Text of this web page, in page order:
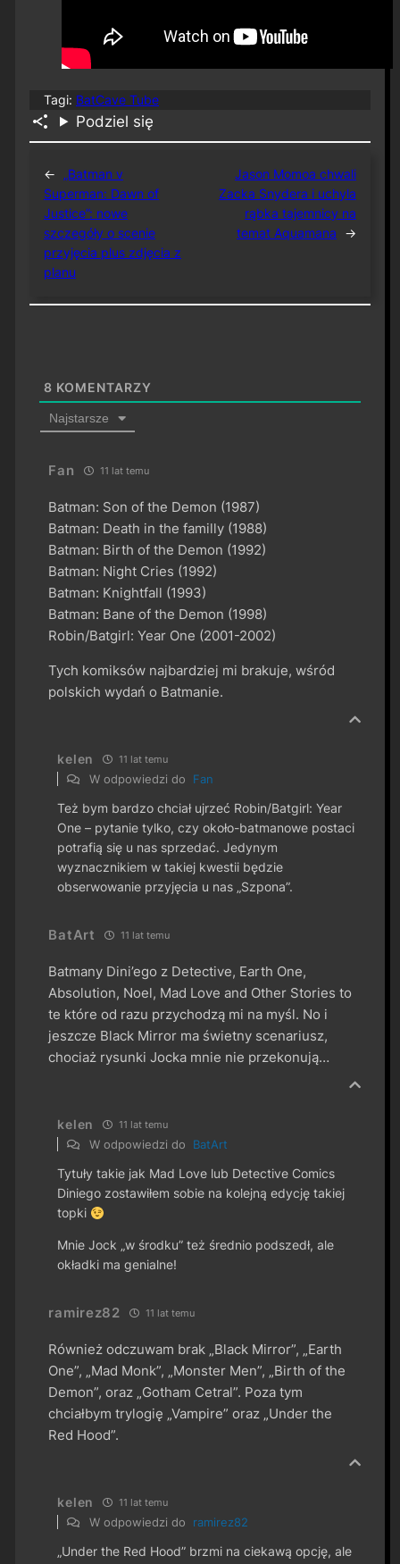
Tagi: BatCave Tube
Podziel się
←
„Batman v
Superman: Dawn of
Justice”: nowe
szczegóły o scenie
przyjęcia plus zdjęcia z
planu
Jason Momoa chwali
Zacka Snydera i uchyla
rąbka tajemnicy na
temat Aquamana
→
8 KOMENTARZY
Najstarsze
Fan 11 lat temu
Batman: Son of the Demon (1987)
Batman: Death in the familly (1988)
Batman: Birth of the Demon (1992)
Batman: Night Cries (1992)
Batman: Knightfall (1993)
Batman: Bane of the Demon (1998)
Robin/Batgirl: Year One (2001-2002)
Tych komiksów najbardziej mi brakuje, wśród
polskich wydań o Batmanie.
kelen 11 lat temu
W odpowiedzi do Fan
Też bym bardzo chciał ujrzeć Robin/Batgirl: Year
One – pytanie tylko, czy około-batmanowe postaci
potrafią się u nas sprzedać. Jedynym
wyznacznikiem w takiej kwestii będzie
obserwowanie przyjęcia u nas „Szpona”.
BatArt 11 lat temu
Batmany Dini’ego z Detective, Earth One,
Absolution, Noel, Mad Love and Other Stories to
te które od razu przychodzą mi na myśl. No i
jeszcze Black Mirror ma świetny scenariusz,
chociaż rysunki Jocka mnie nie przekonują…
kelen 11 lat temu
W odpowiedzi do BatArt
Tytuły takie jak Mad Love lub Detective Comics
Diniego zostawiłem sobie na kolejną edycję takiej
topki
Mnie Jock „w środku” też średnio podszedł, ale
okładki ma genialne!
ramirez82 11 lat temu
Również odczuwam brak „Black Mirror”, „Earth
One”, „Mad Monk”, „Monster Men”, „Birth of the
Demon”, oraz „Gotham Cetral”. Poza tym
chciałbym trylogię „Vampire” oraz „Under the
Red Hood”.
kelen 11 lat temu
W odpowiedzi do ramirez82
„Under the Red Hood” brzmi na ciekawą opcję, ale